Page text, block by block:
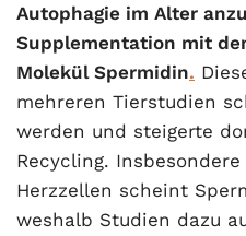
Autophagie im Alter
Supplementation mit
Molekül Spermidin.
mehreren Tierstudien
werden und steigerte
Recycling.
Herzzellen scheint
weshalb Studien dazu